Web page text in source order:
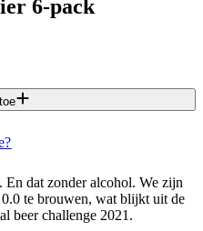
6-pack
dat zonder alcohol. We zijn
te brouwen, wat blijkt uit de
beer challenge 2021.